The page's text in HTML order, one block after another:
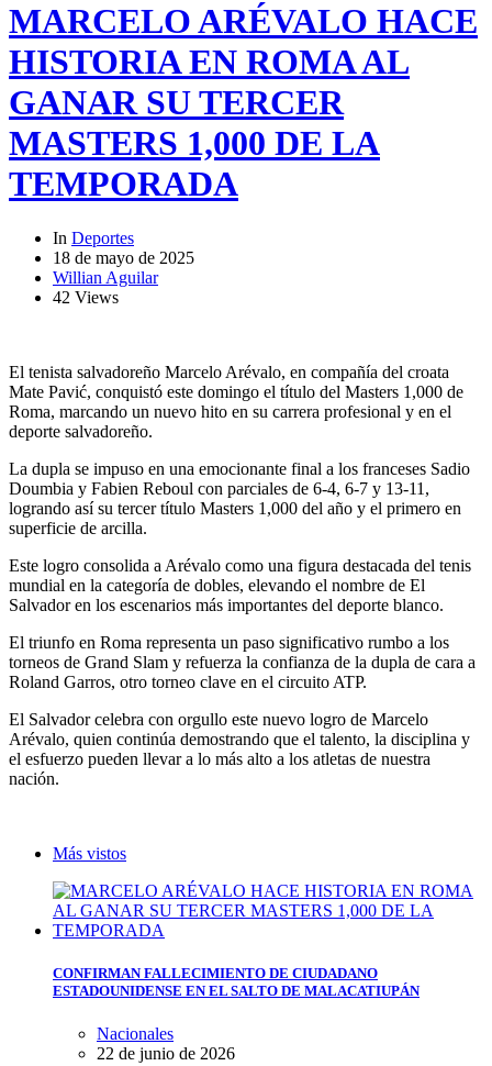
MARCELO ARÉVALO HACE
HISTORIA EN ROMA AL
GANAR SU TERCER
MASTERS 1,000 DE LA
TEMPORADA
In Deportes
18 de mayo de 2025
Willian Aguilar
42 Views
El tenista salvadoreño Marcelo Arévalo, en compañía del croata
Mate Pavić, conquistó este domingo el título del Masters 1,000 de
Roma, marcando un nuevo hito en su carrera profesional y en el
deporte salvadoreño.
La dupla se impuso en una emocionante final a los franceses Sadio
Doumbia y Fabien Reboul con parciales de 6-4, 6-7 y 13-11,
logrando así su tercer título Masters 1,000 del año y el primero en
superficie de arcilla.
Este logro consolida a Arévalo como una figura destacada del tenis
mundial en la categoría de dobles, elevando el nombre de El
Salvador en los escenarios más importantes del deporte blanco.
El triunfo en Roma representa un paso significativo rumbo a los
torneos de Grand Slam y refuerza la confianza de la dupla de cara a
Roland Garros, otro torneo clave en el circuito ATP.
El Salvador celebra con orgullo este nuevo logro de Marcelo
Arévalo, quien continúa demostrando que el talento, la disciplina y
el esfuerzo pueden llevar a lo más alto a los atletas de nuestra
nación.
Más vistos
CONFIRMAN FALLECIMIENTO DE CIUDADANO
ESTADOUNIDENSE EN EL SALTO DE MALACATIUPÁN
Nacionales
22 de junio de 2026